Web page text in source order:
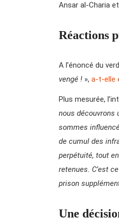
Ansar al-Charia
Réactions
A l’énoncé du
vengé ! », a-t-elle
Plus mesurée,
nous découvrons
sommes
de cumul des
perpétuité, tout
retenues. C’est
prison
Une